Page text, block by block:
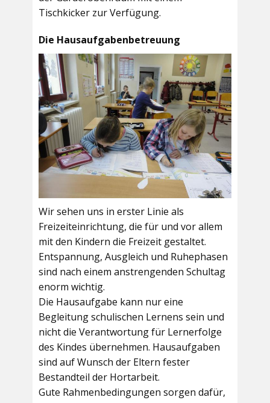
Tischkicker zur Verfügung.
Die Hausaufgabenbetreuung
Wir sehen uns in erster Linie als
Freizeiteinrichtung, die für und vor allem
mit den Kindern die Freizeit gestaltet.
Entspannung, Ausgleich und Ruhephasen
sind nach einem anstrengenden Schultag
enorm wichtig.
Die Hausaufgabe kann nur eine
Begleitung schulischen Lernens sein und
nicht die Verantwortung für Lernerfolge
des Kindes übernehmen. Hausaufgaben
sind auf Wunsch der Eltern fester
Bestandteil der Hortarbeit.
Gute Rahmenbedingungen sorgen dafür,